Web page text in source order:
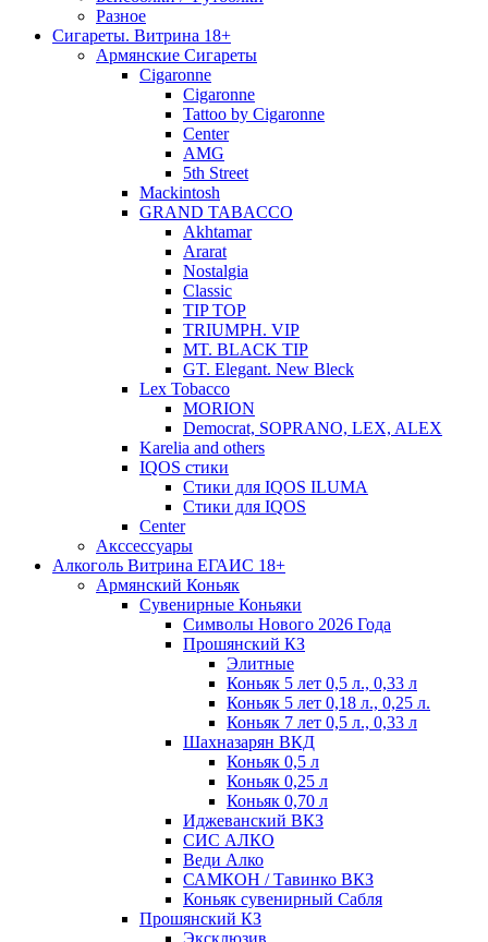
Разное
Сигареты. Витрина 18+
Армянские Сигареты
Cigaronne
Cigaronne
Tattoo by Cigaronne
Center
AMG
5th Street
Mackintosh
GRAND TABACCO
Akhtamar
Ararat
Nostalgia
Classic
TIP TOP
TRIUMPH. VIP
MT. BLACK TIP
GT. Elegant. New Bleck
Lex Tobacco
MORION
Democrat, SOPRANO, LEX, ALEX
Karelia and others
IQOS стики
Стики для IQOS ILUMA
Стики для IQOS
Сenter
Акссессуары
Алкоголь Витрина ЕГАИС 18+
Армянский Коньяк
Сувенирные Коньяки
Символы Нового 2026 Года
Прошянский КЗ
Элитные
Коньяк 5 лет 0,5 л., 0,33 л
Коньяк 5 лет 0,18 л., 0,25 л.
Коньяк 7 лет 0,5 л., 0,33 л
Шахназарян ВКД
Коньяк 0,5 л
Коньяк 0,25 л
Коньяк 0,70 л
Иджеванский ВКЗ
СИС АЛКО
Веди Алко
САМКОН / Тавинко ВКЗ
Коньяк сувенирный Сабля
Прошянский КЗ
Эксклюзив